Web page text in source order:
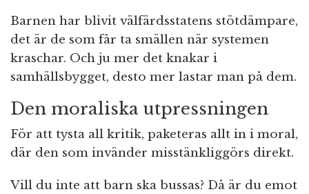
Barnen har blivit välfärdsstatens stötdämpare,
det är de som får ta smällen när systemen
kraschar. Och ju mer det knakar i
samhällsbygget, desto mer lastar man på dem.
Den moraliska utpressningen
För att tysta all kritik, paketeras allt in i moral,
där den som invänder misstänkliggörs direkt.
Vill du inte att barn ska bussas? Då är du emot